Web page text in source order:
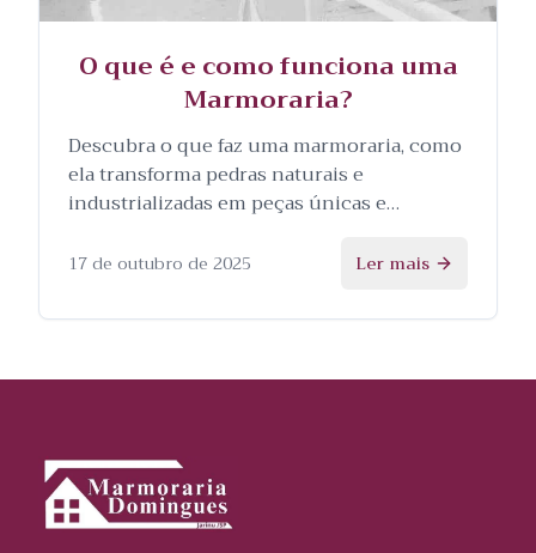
O que é e como funciona uma
Marmoraria?
Descubra o que faz uma marmoraria, como
ela transforma pedras naturais e
industrializadas em peças únicas e
processo.
17 de outubro de 2025 Ler mais